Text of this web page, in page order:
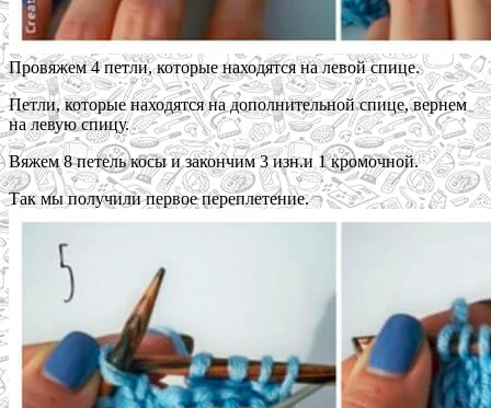
Провяжем 4 петли, которые находятся на левой спице.
Петли, которые находятся на дополнительной спице, вернем
на левую спицу.
Вяжем 8 петель косы и закончим 3 изн.и 1 кромочной.
Так мы получили первое переплетение.